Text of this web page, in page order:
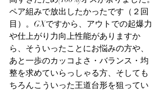
ペア組みで放出したかったです（２回
目）。GXですから、アウトでの起爆力
や仕上がり力向上性能がありますか
ら、そういったことにお悩みの方や、
あと一歩のカッコよさ・バランス・均
整を求めていらっしゃる方、そしても
ちろんこういった王道台形を狙ってい